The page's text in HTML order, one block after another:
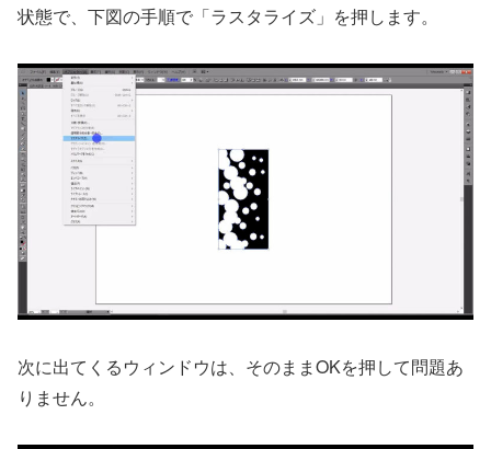
状態で、下図の手順で「ラスタライズ」を押します。
次に出てくるウィンドウは、そのままOKを押して問題あ
りません。